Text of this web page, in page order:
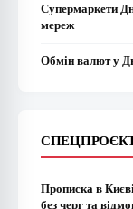
Супермаркети
мереж
Обмін валют у
Прописка в
без черг та